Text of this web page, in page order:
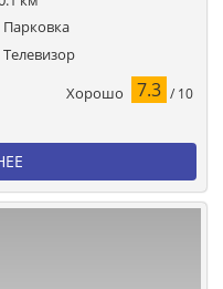
Парковка
Телевизор
Хорошо 7.3 / 10